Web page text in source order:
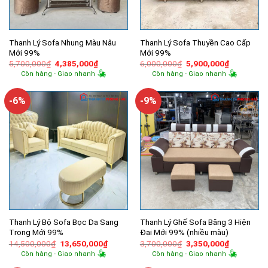
Thanh Lý Sofa Nhung Màu Nâu
Mới 99%
5,700,000₫ Giá
gốc
là:
4,385,000₫Giá
hiện
tại
4,385,000₫.
Còn hàng - Giao nhanh
Thanh Lý Sofa Thuyền Cao Cấp
Mới 99%
6,000,000₫ Giá
gốc
là:
5,900,000₫Giá
hiện
tại
Còn hàng - Giao nhanh
-6%
Thanh Lý Bộ Sofa Bọc Da Sang
Trọng Mới 99%
14,500,000₫ Giá
gốc
là:
13,650,000₫Giá
hiện
Còn hàng - Giao nhanh
-9%
Thanh Lý Ghế Sofa Băng 3 Hiện
Đại Mới 99% (nhiều màu)
3,700,000₫ Giá
gốc
là:
3,350,000₫Giá
hiện
tại
Còn hàng - Giao nhanh